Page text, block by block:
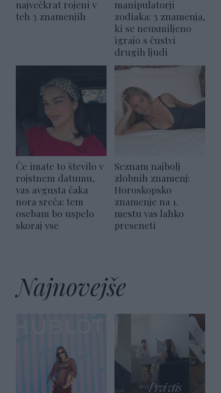
največkrat rojeni v
teh 3 znamenjih
manipulatorji
zodiaka: 3 znamenja,
ki se neusmiljeno
igrajo s čustvi
drugih ljudi
Če imate to število v
rojstnem datumu,
vas avgusta čaka
nora sreča: tem
osebam bo uspelo
skoraj vse
Seznam najbolj
zlobnih znamenj:
Horoskopsko
znamenje na 1.
mestu vas lahko
preseneti
Najnovejše